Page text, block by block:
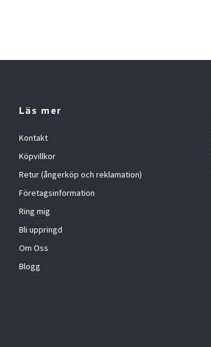
Läs mer
Kontakt
Köpvillkor
Retur (ångerköp och reklamation)
Företagsinformation
Ring mig
Bli uppringd
Om Oss
Blogg